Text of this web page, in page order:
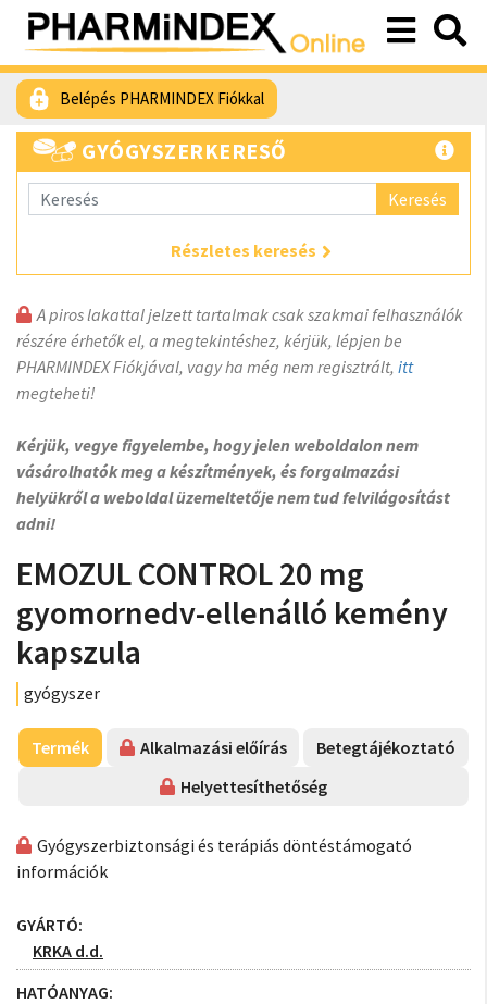
Belépés PHARMINDEX Fiókkal
GYÓGYSZERKERESŐ
Keresés
Részletes keresés
A piros lakattal jelzett tartalmak csak szakmai felhasználók
részére érhetők el, a megtekintéshez, kérjük, lépjen be
PHARMINDEX Fiókjával, vagy ha még nem regisztrált, itt
megteheti!
Kérjük, vegye figyelembe, hogy jelen weboldalon nem
vásárolhatók meg a készítmények, és forgalmazási
helyükről a weboldal üzemeltetője nem tud felvilágosítást
adni!
EMOZUL CONTROL 20 mg
gyomornedv-ellenálló kemény
kapszula
gyógyszer
Termék Alkalmazási előírás
Betegtájékoztató
Helyettesíthetőség
Gyógyszerbiztonsági és terápiás döntéstámogató
információk
GYÁRTÓ:
KRKA d.d.
HATÓANYAG: